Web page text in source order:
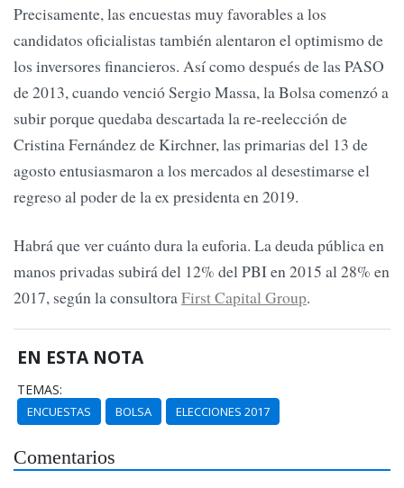
Precisamente, las encuestas muy favorables a los
candidatos oficialistas también alentaron el optimismo de
los inversores financieros. Así como después de las PASO
de 2013, cuando venció Sergio Massa, la Bolsa comenzó a
subir porque quedaba descartada la re-reelección de
Cristina Fernández de Kirchner, las primarias del 13 de
agosto entusiasmaron a los mercados al desestimarse el
regreso al poder de la ex presidenta en 2019.
Habrá que ver cuánto dura la euforia. La deuda pública en
manos privadas subirá del 12% del PBI en 2015 al 28% en
2017, según la consultoraFirst Capital Group.
EN ESTA NOTA
TEMAS:
ENCUESTAS BOLSA ELECCIONES 2017
Comentarios